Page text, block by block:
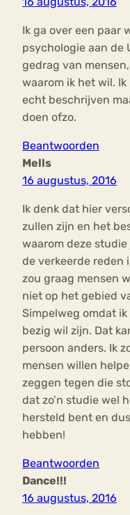
Ik ga over een paar
psychologie aan de
gedrag van
waarom ik het wil.
echt beschrijven
doen ofzo.
Beantwoorden
Mells
16 augustus, 2016
Ik denk dat hier
zullen zijn en het
waarom deze
de verkeerde reden
zou graag mensen
niet op het gebied
Simpelweg omdat
bezig wil zijn. Dat
persoon anders. Ik
mensen willen
zeggen tegen die
dat zo’n studie wel
hersteld bent en
hebben!
Beantwoorden
Dance!!!
16 augustus, 2016